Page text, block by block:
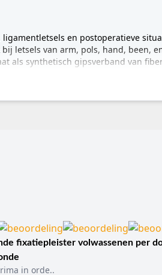
en postoperatieve
letsels van arm, pols, hand, been,
als synthetisch gipsverband van
zodat botten, gewrichten,
een uithardende substantie. Bij
Door de uitharding ontstaat een
fixatiepleister volwassenen per
in orde..